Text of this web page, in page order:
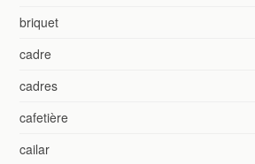
briquet
cadre
cadres
cafetière
cailar